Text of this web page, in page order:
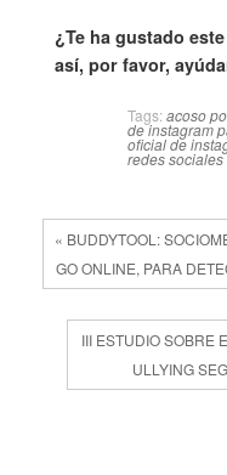
¿Te ha gustado
así, por favor,
Tags: acoso
de instagram
oficial de
redes sociales
« BUDDYTOOL:
GO ONLINE, PARA
III ESTUDIO SOBRE
ULLYING